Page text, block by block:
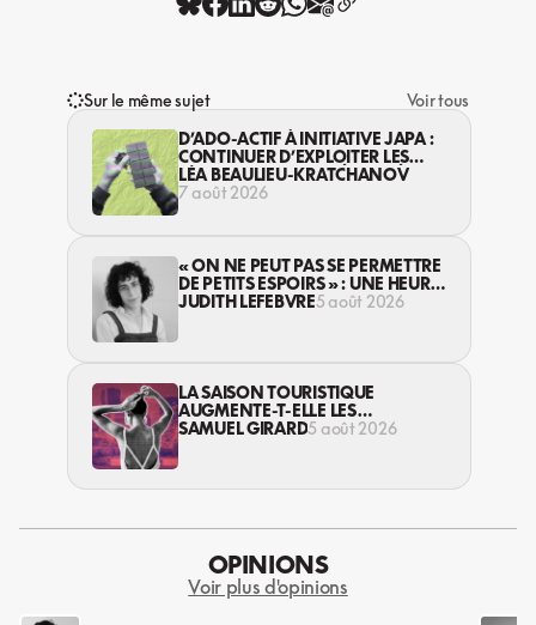
Sur le même sujet
Voir tous
D’ADO-ACTIF À INITIATIVE JAPA :
CONTINUER D’EXPLOITER LES
JEUNES… DANS LA LÉGALITÉ?
LÉA BEAULIEU-KRATCHANOV
7 août 2026
« ON NE PEUT PAS SE PERMETTRE
DE PETITS ESPOIRS » : UNE HEURE
AVEC AVI LEWIS
JUDITH LEFEBVRE5 août 2026
LA SAISON TOURISTIQUE
AUGMENTE-T-ELLE LES
VIOLENCES CONTRE LES
SAMUEL GIRARD5 août 2026
OPINIONS
Voir plus d'opinions